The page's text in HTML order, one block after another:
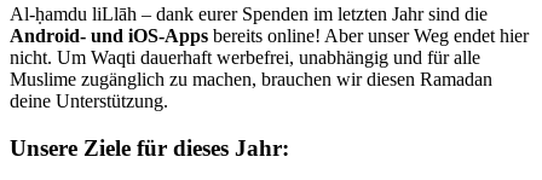
Al-ḥamdu liLlāh – dank eurer Spenden im letzten Jahr sind die
Android- und iOS-Apps bereits online! Aber unser Weg endet hier
nicht. Um Waqti dauerhaft werbefrei, unabhängig und für alle
Muslime zugänglich zu machen, brauchen wir diesen Ramadan
deine Unterstützung.
Unsere Ziele für dieses Jahr: